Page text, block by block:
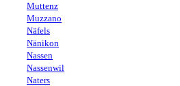
Muttenz
Muzzano
Näfels
Nänikon
Nassen
Nassenwil
Naters